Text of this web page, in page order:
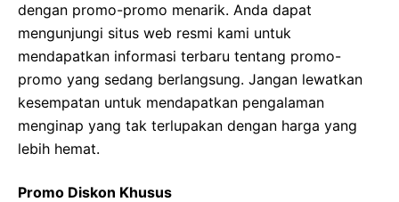
dengan promo-promo menarik. Anda dapat
mengunjungi situs web resmi kami untuk
mendapatkan informasi terbaru tentang promo-
promo yang sedang berlangsung. Jangan lewatkan
kesempatan untuk mendapatkan pengalaman
menginap yang tak terlupakan dengan harga yang
lebih hemat.
Promo Diskon Khusus